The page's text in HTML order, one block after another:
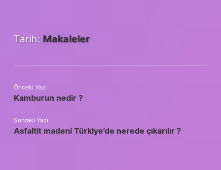
Tarih: Makaleler
Önceki Yazı
Kamburun nedir ?
Sonraki Yazı
Asfaltit madeni Türkiye’de nerede çıkarılır ?